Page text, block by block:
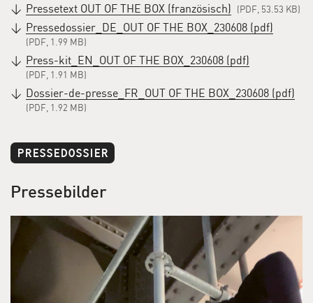
Pressetext OUT OF THE BOX (französisch) (PDF, 53.53 KB)
Pressedossier_DE_OUT OF THE BOX_230608 (pdf)
(PDF, 1.99 MB)
Press-kit_EN_OUT OF THE BOX_230608 (pdf)
(PDF, 1.91 MB)
Dossier-de-presse_FR_OUT OF THE BOX_230608 (pdf)
(PDF, 1.92 MB)
PRESSEDOSSIER
Pressebilder